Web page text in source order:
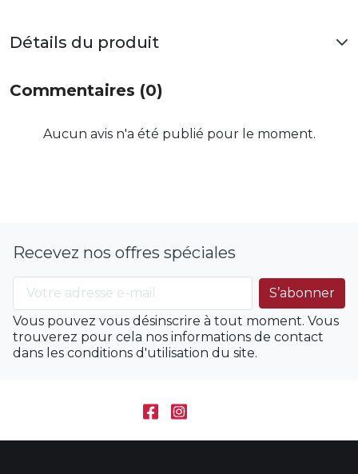
Détails du produit
Commentaires (0)
Aucun avis n'a été publié pour le moment.
Recevez nos offres spéciales
Vous pouvez vous désinscrire à tout moment. Vous
trouverez pour cela nos informations de contact
dans les conditions d'utilisation du site.